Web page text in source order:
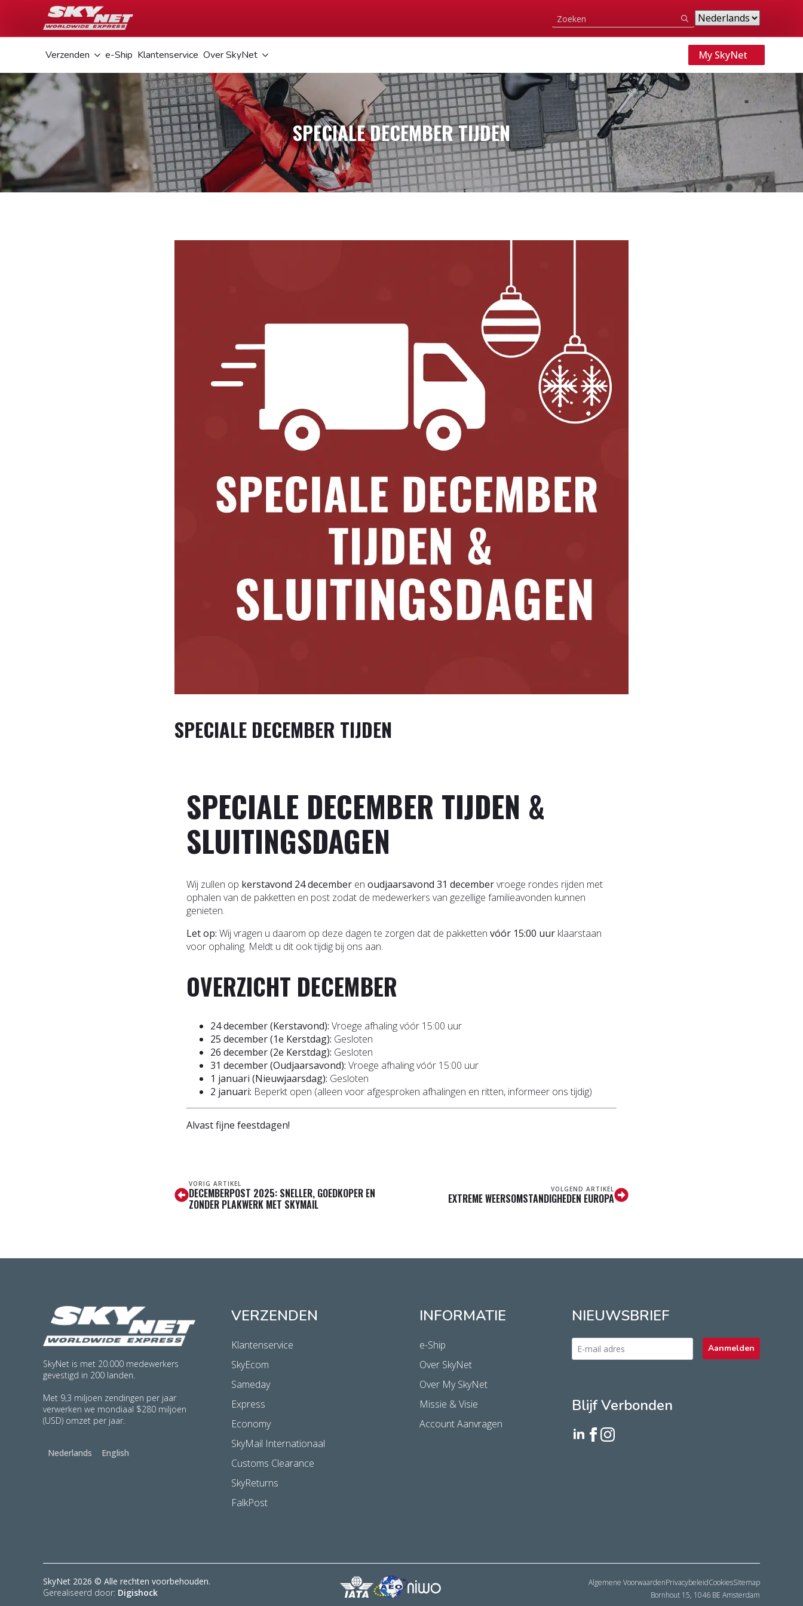
Search
for:
Verzenden e-Ship Klantenservice Over SkyNet My SkyNet
SPECIALE DECEMBER TIJDEN
SPECIALE DECEMBER TIJDEN
SPECIALE DECEMBER TIJDEN &
SLUITINGSDAGEN
Wij zullen op kerstavond 24 december en oudjaarsavond 31 decembervroege rondes rijden met
ophalen van de pakketten en post zodat de medewerkers van gezellige familieavonden kunnen
genieten.
Let op: Wij vragen u daarom op deze dagen te zorgen dat de pakketten vóór 15:00 uur klaarstaan
voor ophaling. Meldt u dit ook tijdig bij ons aan.
OVERZICHT DECEMBER
24 december (Kerstavond): Vroege afhaling vóór 15:00 uur
25 december (1e Kerstdag): Gesloten
26 december (2e Kerstdag): Gesloten
31 december (Oudjaarsavond): Vroege afhaling vóór 15:00 uur
1 januari (Nieuwjaarsdag): Gesloten
2 januari: Beperkt open (alleen voor afgesproken afhalingen en ritten, informeer ons tijdig)
Alvast fijne feestdagen!
VORIG ARTIKEL
DECEMBERPOST 2025: SNELLER, GOEDKOPER EN
ZONDER PLAKWERK MET SKYMAIL
VOLGEND ARTIKEL
EXTREME WEERSOMSTANDIGHEDEN EUROPA
SkyNet is met 20.000 medewerkers
gevestigd in 200 landen.
Met 9,3 miljoen zendingen per jaar
verwerken we mondiaal $280 miljoen
(USD) omzet per jaar.
Nederlands English
VERZENDEN
Klantenservice
SkyEcom
Sameday
Express
Economy
SkyMail Internationaal
Customs Clearance
SkyReturns
FalkPost
INFORMATIE
e-Ship
Over SkyNet
Over My SkyNet
Missie & Visie
Account Aanvragen
NIEUWSBRIEF
Email
address
*
Aanmelden
Blijf Verbonden
SkyNet 2026 © Alle rechten voorbehouden.
Gerealiseerd door: Digishock
Algemene VoorwaardenPrivacybeleidCookiesSitemap
Bornhout 15, 1046 BE Amsterdam